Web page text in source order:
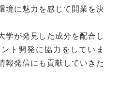
境に魅力を感じて開業を決
学が発見した成分を配合し
ト開発に協力をしていま
報発信にも貢献していきた